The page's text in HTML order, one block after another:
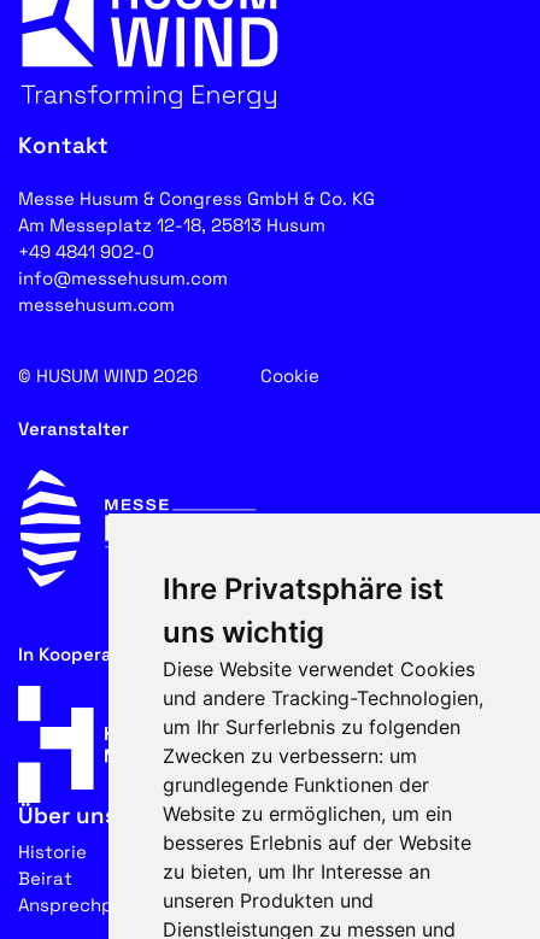
Ihre Privatsphäre ist
uns wichtig
Diese Website verwendet Cookies
und andere Tracking-Technologien,
um Ihr Surferlebnis zu folgenden
Zwecken zu verbessern: um
grundlegende Funktionen der
Website zu ermöglichen, um ein
besseres Erlebnis auf der Website
zu bieten, um Ihr Interesse an
unseren Produkten und
Dienstleistungen zu messen und
Kontakt
Messe Husum & Congress GmbH & Co. KG
Am Messeplatz 12-18, 25813 Husum
+49 4841 902-0
info@messehusum.com
messehusum.com
© HUSUM WIND 2026 Cookie
Veranstalter
In Kooperation mit
Über uns
Historie
Beirat
Ansprechpartner